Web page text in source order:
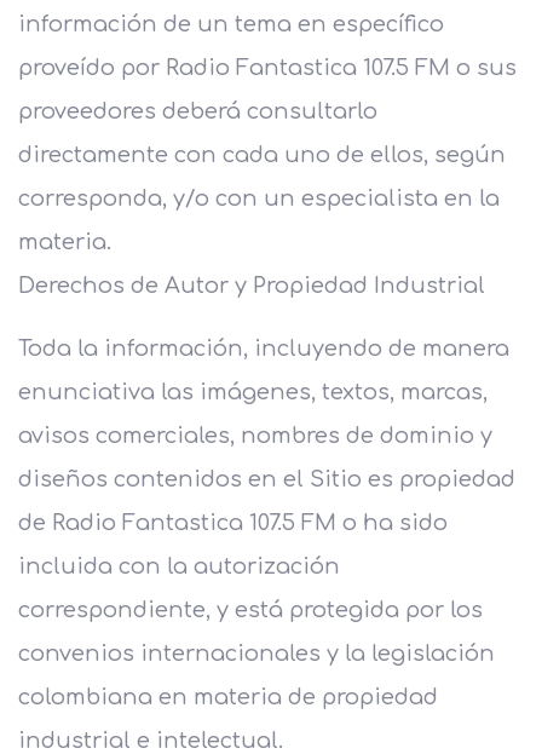
información de un tema en específico
proveído por Radio Fantastica 107.5 FM o sus
proveedores deberá consultarlo
directamente con cada uno de ellos, según
corresponda, y/o con un especialista en la
materia.
Derechos de Autor y Propiedad Industrial
Toda la información, incluyendo de manera
enunciativa las imágenes, textos, marcas,
avisos comerciales, nombres de dominio y
diseños contenidos en el Sitio es propiedad
de Radio Fantastica 107.5 FM o ha sido
incluida con la autorización
correspondiente, y está protegida por los
convenios internacionales y la legislación
colombiana en materia de propiedad
industrial e intelectual.